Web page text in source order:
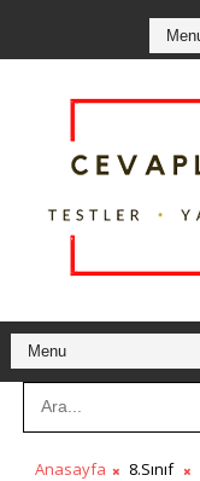
Anasayfa 8.Sınıf